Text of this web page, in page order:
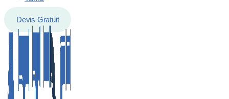
Devis Gratuit